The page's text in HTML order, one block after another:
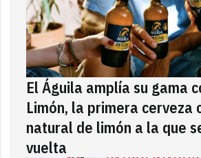
El Águila amplía su gama
Limón, la primera cerveza
natural de limón a la que
vuelta